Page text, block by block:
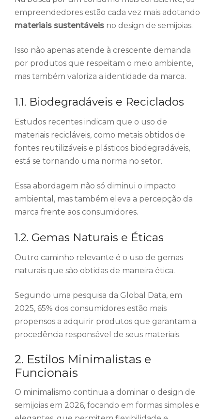
empreendedores estão cada vez mais adotando
materiais sustentáveis no design de semijoias.
Isso não apenas atende à crescente demanda
por produtos que respeitam o meio ambiente,
mas também valoriza a identidade da marca.
1.1. Biodegradáveis e Reciclados
Estudos recentes indicam que o uso de
materiais recicláveis, como metais obtidos de
fontes reutilizáveis e plásticos biodegradáveis,
está se tornando uma norma no setor.
Essa abordagem não só diminui o impacto
ambiental, mas também eleva a percepção da
marca frente aos consumidores.
1.2. Gemas Naturais e Éticas
Outro caminho relevante é o uso de gemas
naturais que são obtidas de maneira ética.
Segundo uma pesquisa da Global Data, em
2025, 65% dos consumidores estão mais
propensos a adquirir produtos que garantam a
procedência responsável de seus materiais.
2. Estilos Minimalistas e
Funcionais
O minimalismo continua a dominar o design de
semijoias em 2026, focando em formas simples e